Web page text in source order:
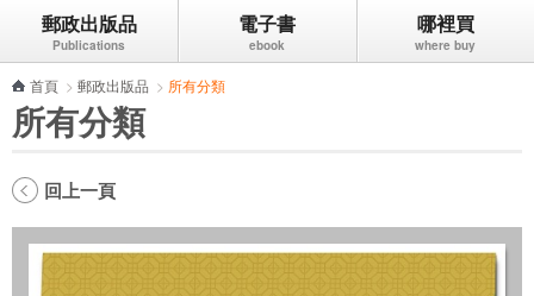
跳到主要內容區塊
郵政出版品 電子書 哪裡買
首頁 > 郵政出版品 > 所有分類
所有分類
回上一頁